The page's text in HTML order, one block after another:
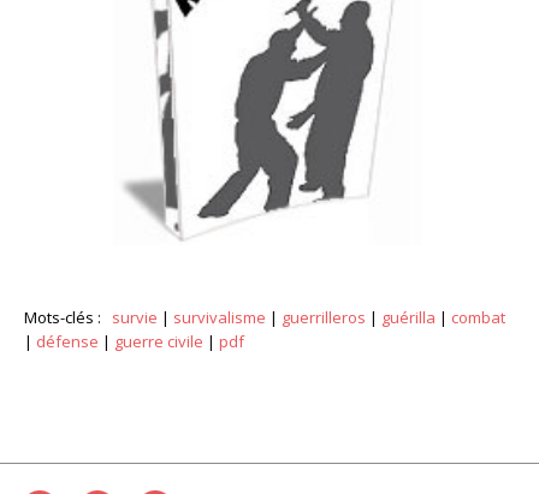
Mots-clés : survie | survivalisme | guerrilleros | guérilla | combat
| défense | guerre civile | pdf